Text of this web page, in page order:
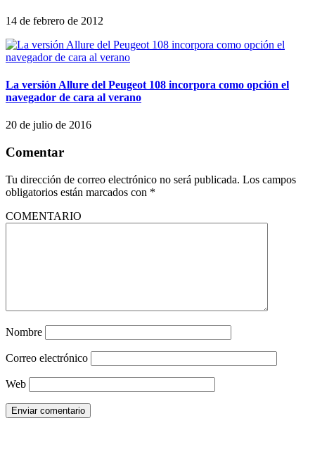
14 de febrero de 2012
La versión Allure del Peugeot 108 incorpora como opción el
navegador de cara al verano
20 de julio de 2016
Comentar
Tu dirección de correo electrónico no será publicada. Los campos
obligatorios están marcados con *
COMENTARIO
Nombre
Correo electrónico
Web